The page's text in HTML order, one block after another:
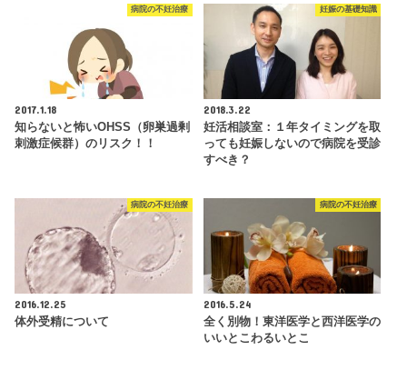
病院の不妊治療
2017.1.18
知らないと怖いOHSS（卵巣過剰
刺激症候群）のリスク！！
妊娠の基礎知識
2018.3.22
妊活相談室：１年タイミングを取
っても妊娠しないので病院を受診
すべき？
病院の不妊治療
2016.12.25
体外受精について
病院の不妊治療
2016.5.24
全く別物！東洋医学と西洋医学の
いいとこわるいとこ